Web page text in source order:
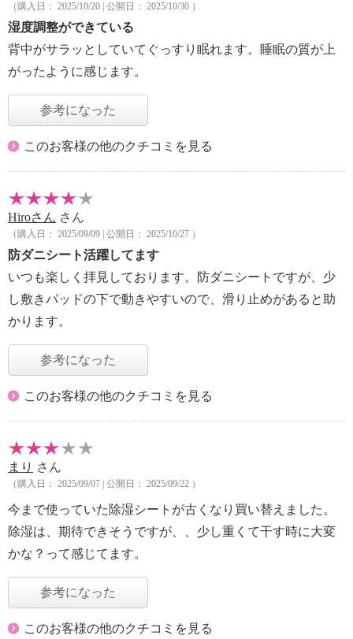
（購入日： 2025/10/20 | 公開日： 2025/10/30 ）
湿度調整ができている
背中がサラッとしていてぐっすり眠れます。睡眠の質が上
がったように感じます。
参考になった
このお客様の他のクチコミを見る
Hiroさん さん
（購入日： 2025/09/09 | 公開日： 2025/10/27 ）
防ダニシート活躍してます
いつも楽しく拝見しております。防ダニシートですが、少
し敷きパッドの下で動きやすいので、滑り止めがあると助
かります。
参考になった
このお客様の他のクチコミを見る
まり さん
（購入日： 2025/09/07 | 公開日： 2025/09/22 ）
今まで使っていた除湿シートが古くなり買い替えました。
除湿は、期待できそうですが、、少し重くて干す時に大変
かな？って感じてます。
参考になった
このお客様の他のクチコミを見る